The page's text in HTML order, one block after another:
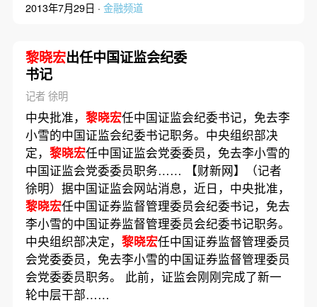
2013年7月29日 · 金融频道
黎晓宏出任中国证监会纪委
书记
记者 徐明
中央批准， 黎晓宏任中国证监会纪委书记，免去李
小雪的中国证监会纪委书记职务。中央组织部决
定， 黎晓宏任中国证监会党委委员，免去李小雪的
中国证监会党委委员职务…… 【财新网】（记者
徐明）据中国证监会网站消息，近日，中央批准，
黎晓宏任中国证券监督管理委员会纪委书记，免去
李小雪的中国证券监督管理委员会纪委书记职务。
中央组织部决定， 黎晓宏任中国证券监督管理委员
会党委委员，免去李小雪的中国证券监督管理委员
会党委委员职务。 此前，证监会刚刚完成了新一
轮中层干部……